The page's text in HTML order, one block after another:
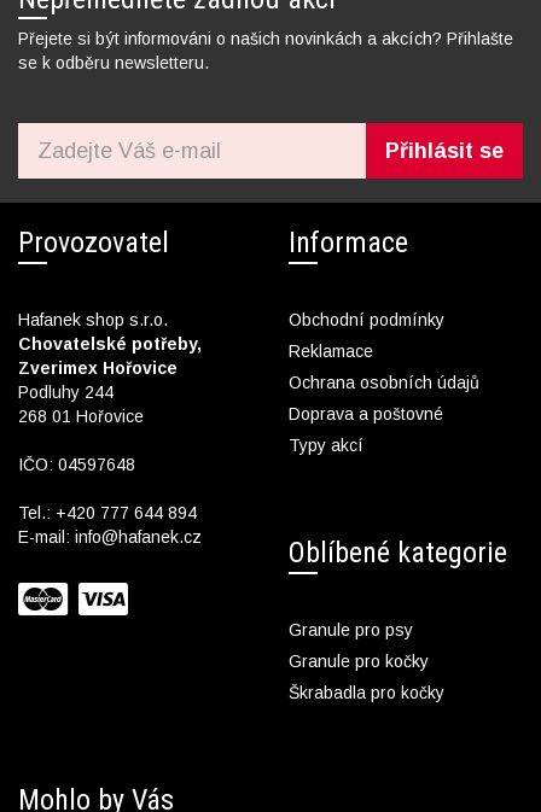
Přejete si být informováni o našich novinkách a akcích? Přihlašte
se k odběru newsletteru.
Přihlásit se
Provozovatel
Hafanek shop s.r.o.
Chovatelské potřeby,
Zverimex Hořovice
Podluhy 244
268 01 Hořovice
IČO: 04597648
Tel.: +420 777 644 894
E-mail: info@hafanek.cz
Informace
Obchodní podmínky
Reklamace
Ochrana osobních údajů
Doprava a poštovné
Typy akcí
Oblíbené kategorie
Granule pro psy
Granule pro kočky
Škrabadla pro kočky
Mohlo by Vás